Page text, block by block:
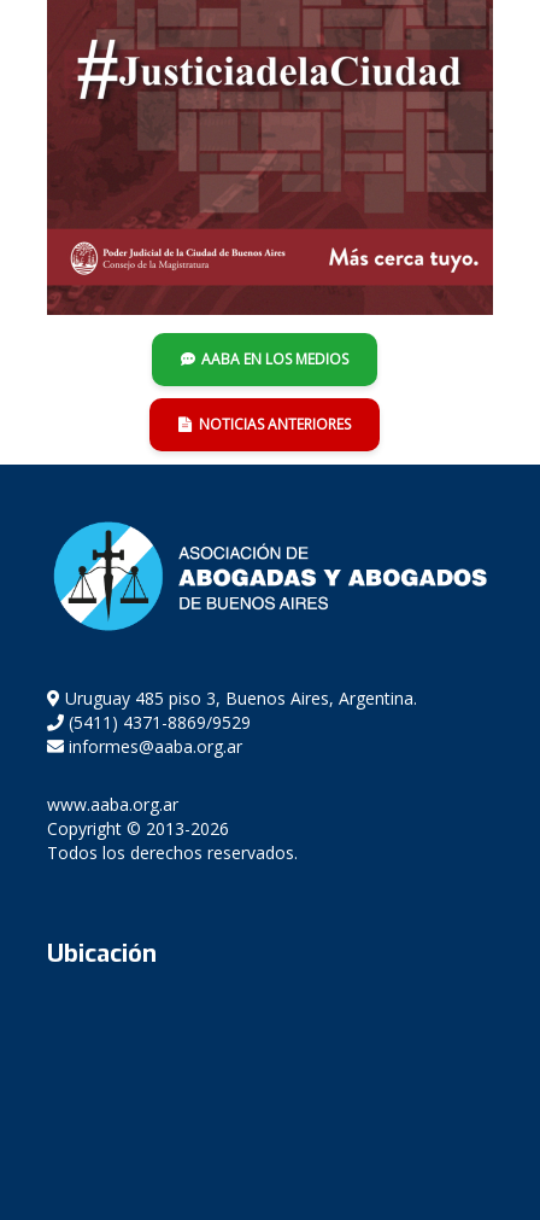
AABA EN LOS MEDIOS
NOTICIAS ANTERIORES
Uruguay 485 piso 3, Buenos Aires, Argentina.
(5411) 4371-8869/9529
informes@aaba.org.ar
www.aaba.org.ar
Copyright © 2013-2026
Todos los derechos reservados.
Ubicación